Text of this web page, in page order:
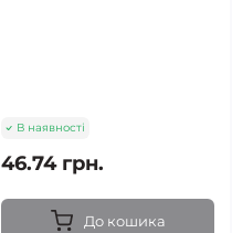
В наявності
46.74 грн.
До кошика